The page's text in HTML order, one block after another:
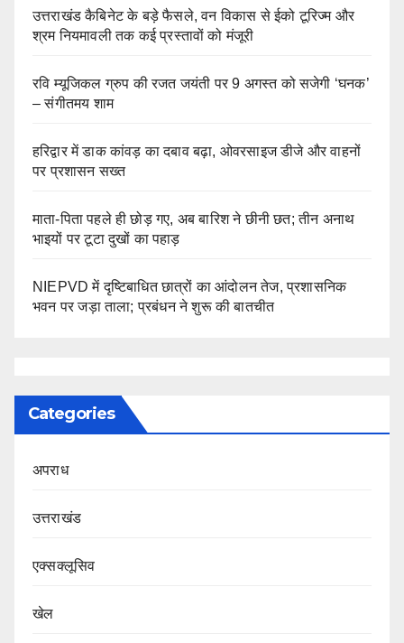
उत्तराखंड कैबिनेट के बड़े फैसले, वन विकास से ईको टूरिज्म और
श्रम नियमावली तक कई प्रस्तावों को मंजूरी
रवि म्यूजिकल ग्रुप की रजत जयंती पर 9 अगस्त को सजेगी ‘घनक’
– संगीतमय शाम
हरिद्वार में डाक कांवड़ का दबाव बढ़ा, ओवरसाइज डीजे और वाहनों
पर प्रशासन सख्त
माता-पिता पहले ही छोड़ गए, अब बारिश ने छीनी छत; तीन अनाथ
भाइयों पर टूटा दुखों का पहाड़
NIEPVD में दृष्टिबाधित छात्रों का आंदोलन तेज, प्रशासनिक
भवन पर जड़ा ताला; प्रबंधन ने शुरू की बातचीत
Categories
अपराध
उत्तराखंड
एक्सक्लूसिव
खेल